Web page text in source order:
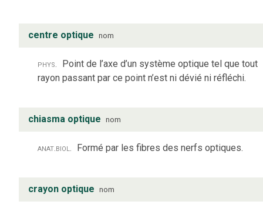
centre optique nom
phys. Point de l’axe d’un système optique tel que tout
rayon passant par ce point n’est ni dévié ni réfléchi.
chiasma optique nom
anat.biol. Formé par les fibres des nerfs optiques.
crayon optique nom